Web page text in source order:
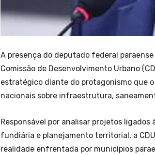
A presença do deputado federal
Comissão de Desenvolvimento Urbano
estratégico diante do protagonismo que
nacionais sobre infraestrutura,
Responsável por analisar projetos
fundiária e planejamento territorial, a
realidade enfrentada por municípios